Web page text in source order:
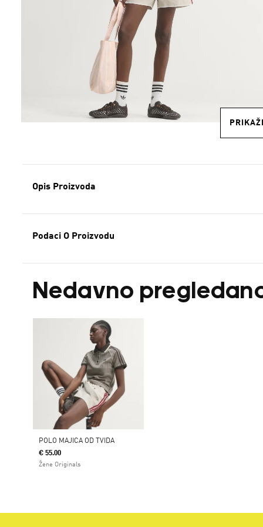
Opis Proizvoda
Podaci O Proizvodu
Nedavno
POLO MAJICA OD TVIDA
€ 55.00
Žene Originals